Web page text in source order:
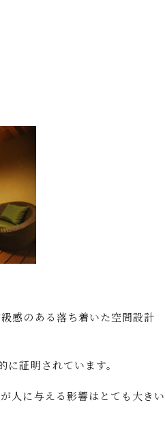
感のある落ち着いた空間設計
証明されています。
人に与える影響はとても大きい